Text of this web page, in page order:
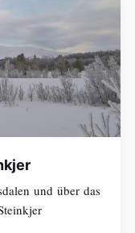
und über das